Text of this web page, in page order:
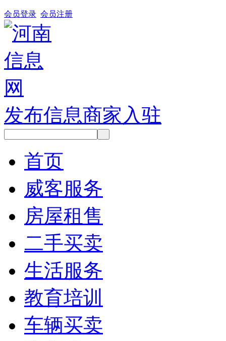
会员登录 会员注册
发布信息商家入驻
首页
威客服务
房屋租售
二手买卖
生活服务
教育培训
车辆买卖